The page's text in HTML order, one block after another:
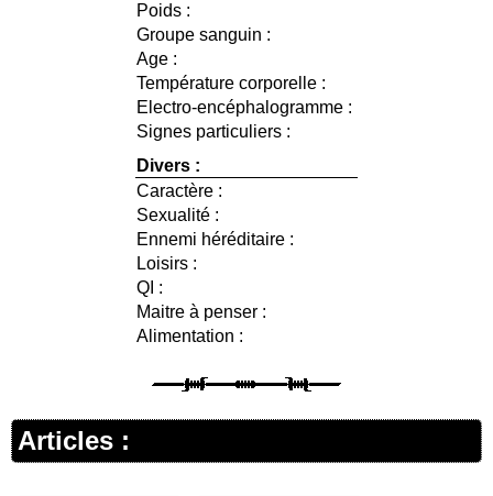
Poids :
Groupe sanguin :
Age :
Température corporelle :
Electro-encéphalogramme :
Signes particuliers :
Divers :
Caractère :
Sexualité :
Ennemi héréditaire :
Loisirs :
QI :
Maitre à penser :
Alimentation :
Articles :